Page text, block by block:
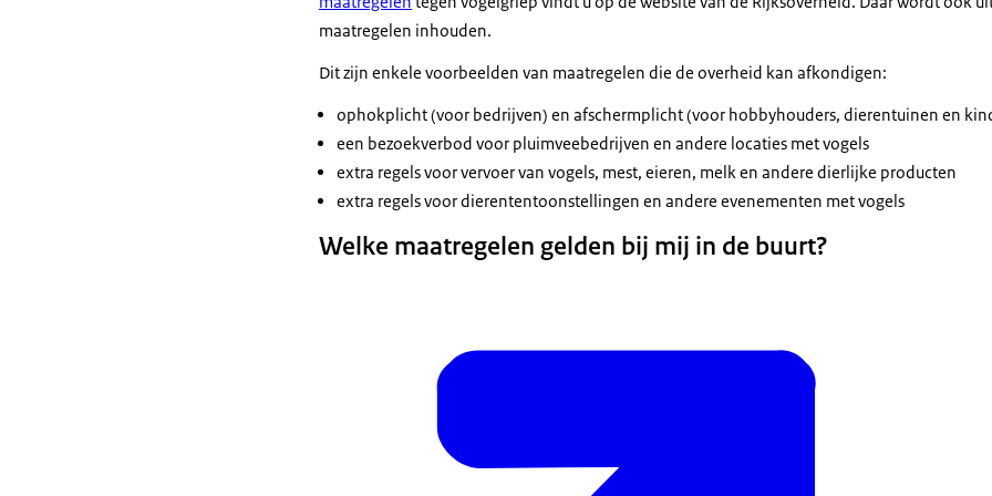
maatregelen inhouden.
Dit zijn enkele voorbeelden van maatregelen die de overheid kan afkondigen:
ophokplicht (voor bedrijven) en afschermplicht (voor hobbyhouders, dierentuinen en
een bezoekverbod voor pluimveebedrijven en andere locaties met vogels
extra regels voor vervoer van vogels, mest, eieren, melk en andere dierlijke producten
extra regels voor dierententoonstellingen en andere evenementen met vogels
Welke maatregelen gelden bij mij in de buurt?